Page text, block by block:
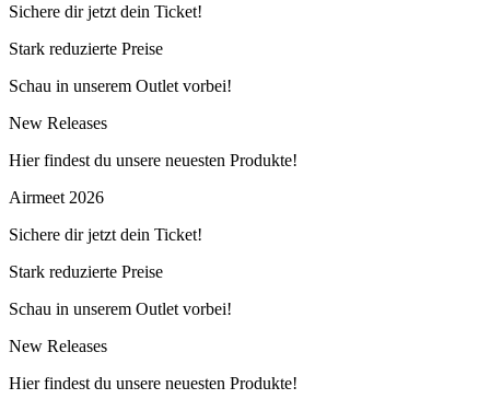
Sichere dir jetzt dein Ticket!
Stark reduzierte Preise
Schau in unserem Outlet vorbei!
New Releases
Hier findest du unsere neuesten Produkte!
Airmeet 2026
Sichere dir jetzt dein Ticket!
Stark reduzierte Preise
Schau in unserem Outlet vorbei!
New Releases
Hier findest du unsere neuesten Produkte!